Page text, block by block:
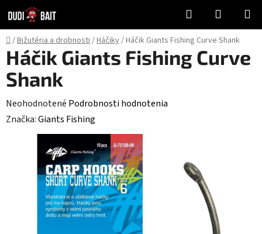
na
obsah
Hľadať
KOŠÍK
Domov
/Bižutéria a drobnosti/Háčiky/Háčik Giants Fishing Curve Shank
Háčik Giants Fishing Curve
Shank
Priemerné
hodnotenie
produktu
hviezdičiek.
Neohodnotené Podrobnosti hodnotenia
Značka:Giants Fishing